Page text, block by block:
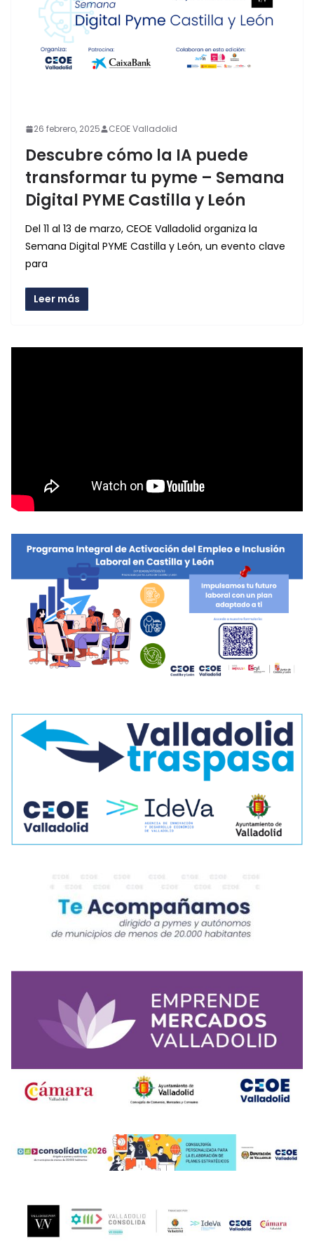
26 febrero, 2025 CEOE Valladolid
Descubre cómo la IA puede
transformar tu pyme – Semana
Digital PYME Castilla y León
Del 11 al 13 de marzo, CEOE Valladolid organiza la
Semana Digital PYME Castilla y León, un evento clave
para
Leer más